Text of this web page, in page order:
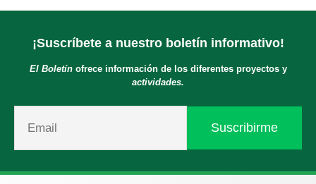
¡Suscríbete a nuestro boletín informativo!
El Boletínofrece información de los diferentes proyectos y
actividades.